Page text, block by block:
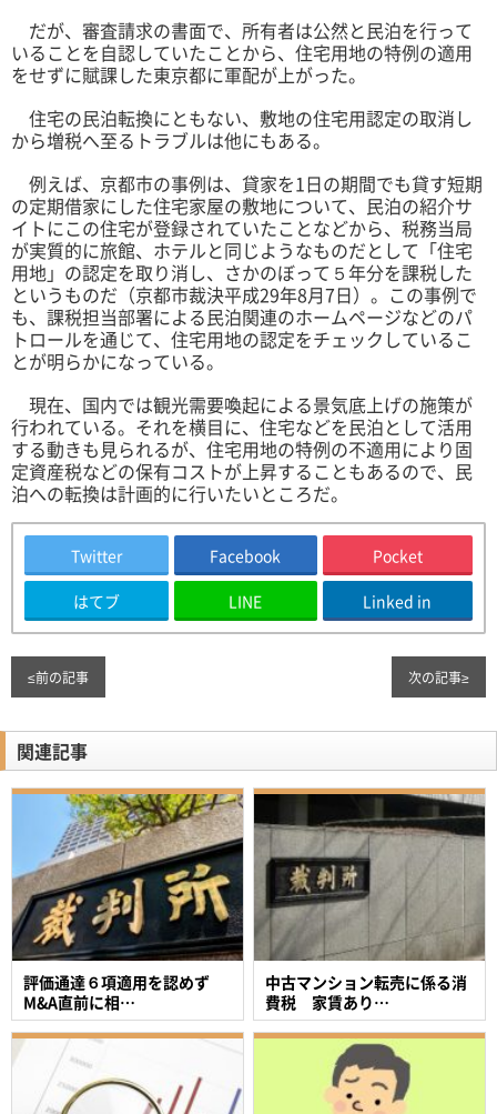
だが、審査請求の書面で、所有者は公然と民泊を行って
いることを自認していたことから、住宅用地の特例の適用
をせずに賦課した東京都に軍配が上がった。
住宅の民泊転換にともない、敷地の住宅用認定の取消し
から増税へ至るトラブルは他にもある。
例えば、京都市の事例は、貸家を1日の期間でも貸す短期
の定期借家にした住宅家屋の敷地について、民泊の紹介サ
イトにこの住宅が登録されていたことなどから、税務当局
が実質的に旅館、ホテルと同じようなものだとして「住宅
用地」の認定を取り消し、さかのぼって５年分を課税した
というものだ（京都市裁決平成29年8月7日）。この事例で
も、課税担当部署による民泊関連のホームページなどのパ
トロールを通じて、住宅用地の認定をチェックしているこ
とが明らかになっている。
現在、国内では観光需要喚起による景気底上げの施策が
行われている。それを横目に、住宅などを民泊として活用
する動きも見られるが、住宅用地の特例の不適用により固
定資産税などの保有コストが上昇することもあるので、民
泊への転換は計画的に行いたいところだ。
Twitter Facebook Pocket
はてブ LINE Linked in
≤前の記事 次の記事≥
関連記事
中古マンション転売に係る消
費税 家賃あり…
評価通達６項適用を認めず
M&A直前に相…